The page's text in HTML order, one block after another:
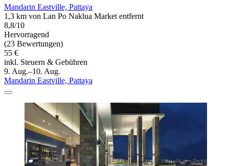
Mandarin Eastville, Pattaya
1,3 km von Lan Po Naklua Market entfernt
8,8/10
Hervorragend
(23 Bewertungen)
55 €
inkl. Steuern & Gebühren
9. Aug.–10. Aug.
Mandarin Eastville, Pattaya